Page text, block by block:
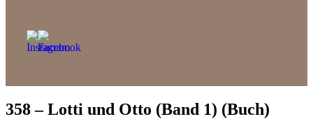
358 – Lotti und Otto (Band 1) (Buch)